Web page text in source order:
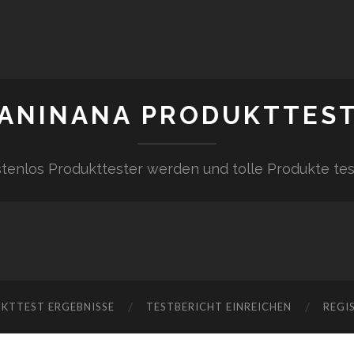
Produkttester werden und tolle Produkte
ERGEBNISSE TESTBERICHT EINREICHEN